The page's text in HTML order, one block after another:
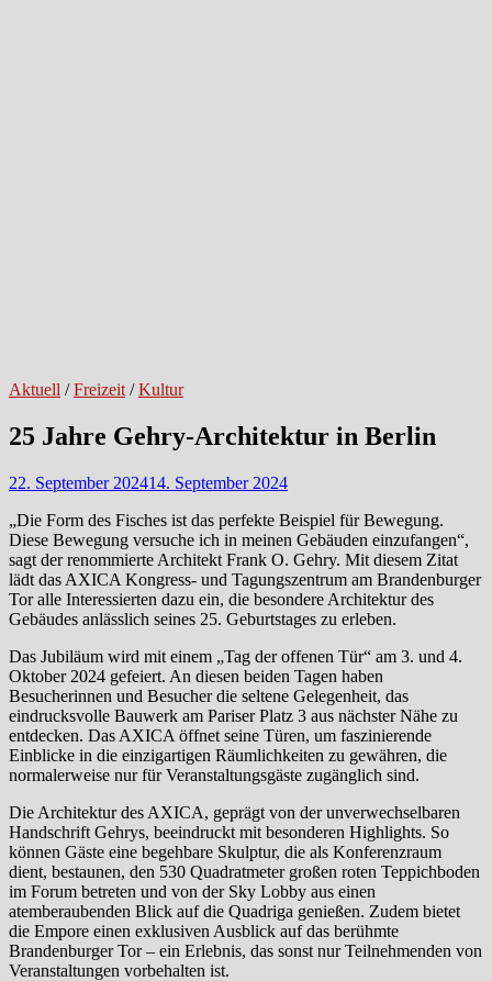
Aktuell /Freizeit /Kultur
25 Jahre Gehry-Architektur in Berlin
22. September 202414. September 2024
„Die Form des Fisches ist das perfekte Beispiel für Bewegung.
Diese Bewegung versuche ich in meinen Gebäuden einzufangen“,
sagt der renommierte Architekt Frank O. Gehry. Mit diesem Zitat
lädt das AXICA Kongress- und Tagungszentrum am Brandenburger
Tor alle Interessierten dazu ein, die besondere Architektur des
Gebäudes anlässlich seines 25. Geburtstages zu erleben.
Das Jubiläum wird mit einem „Tag der offenen Tür“ am 3. und 4.
Oktober 2024 gefeiert. An diesen beiden Tagen haben
Besucherinnen und Besucher die seltene Gelegenheit, das
eindrucksvolle Bauwerk am Pariser Platz 3 aus nächster Nähe zu
entdecken. Das AXICA öffnet seine Türen, um faszinierende
Einblicke in die einzigartigen Räumlichkeiten zu gewähren, die
normalerweise nur für Veranstaltungsgäste zugänglich sind.
Die Architektur des AXICA, geprägt von der unverwechselbaren
Handschrift Gehrys, beeindruckt mit besonderen Highlights. So
können Gäste eine begehbare Skulptur, die als Konferenzraum
dient, bestaunen, den 530 Quadratmeter großen roten Teppichboden
im Forum betreten und von der Sky Lobby aus einen
atemberaubenden Blick auf die Quadriga genießen. Zudem bietet
die Empore einen exklusiven Ausblick auf das berühmte
Brandenburger Tor – ein Erlebnis, das sonst nur Teilnehmenden von
Veranstaltungen vorbehalten ist.